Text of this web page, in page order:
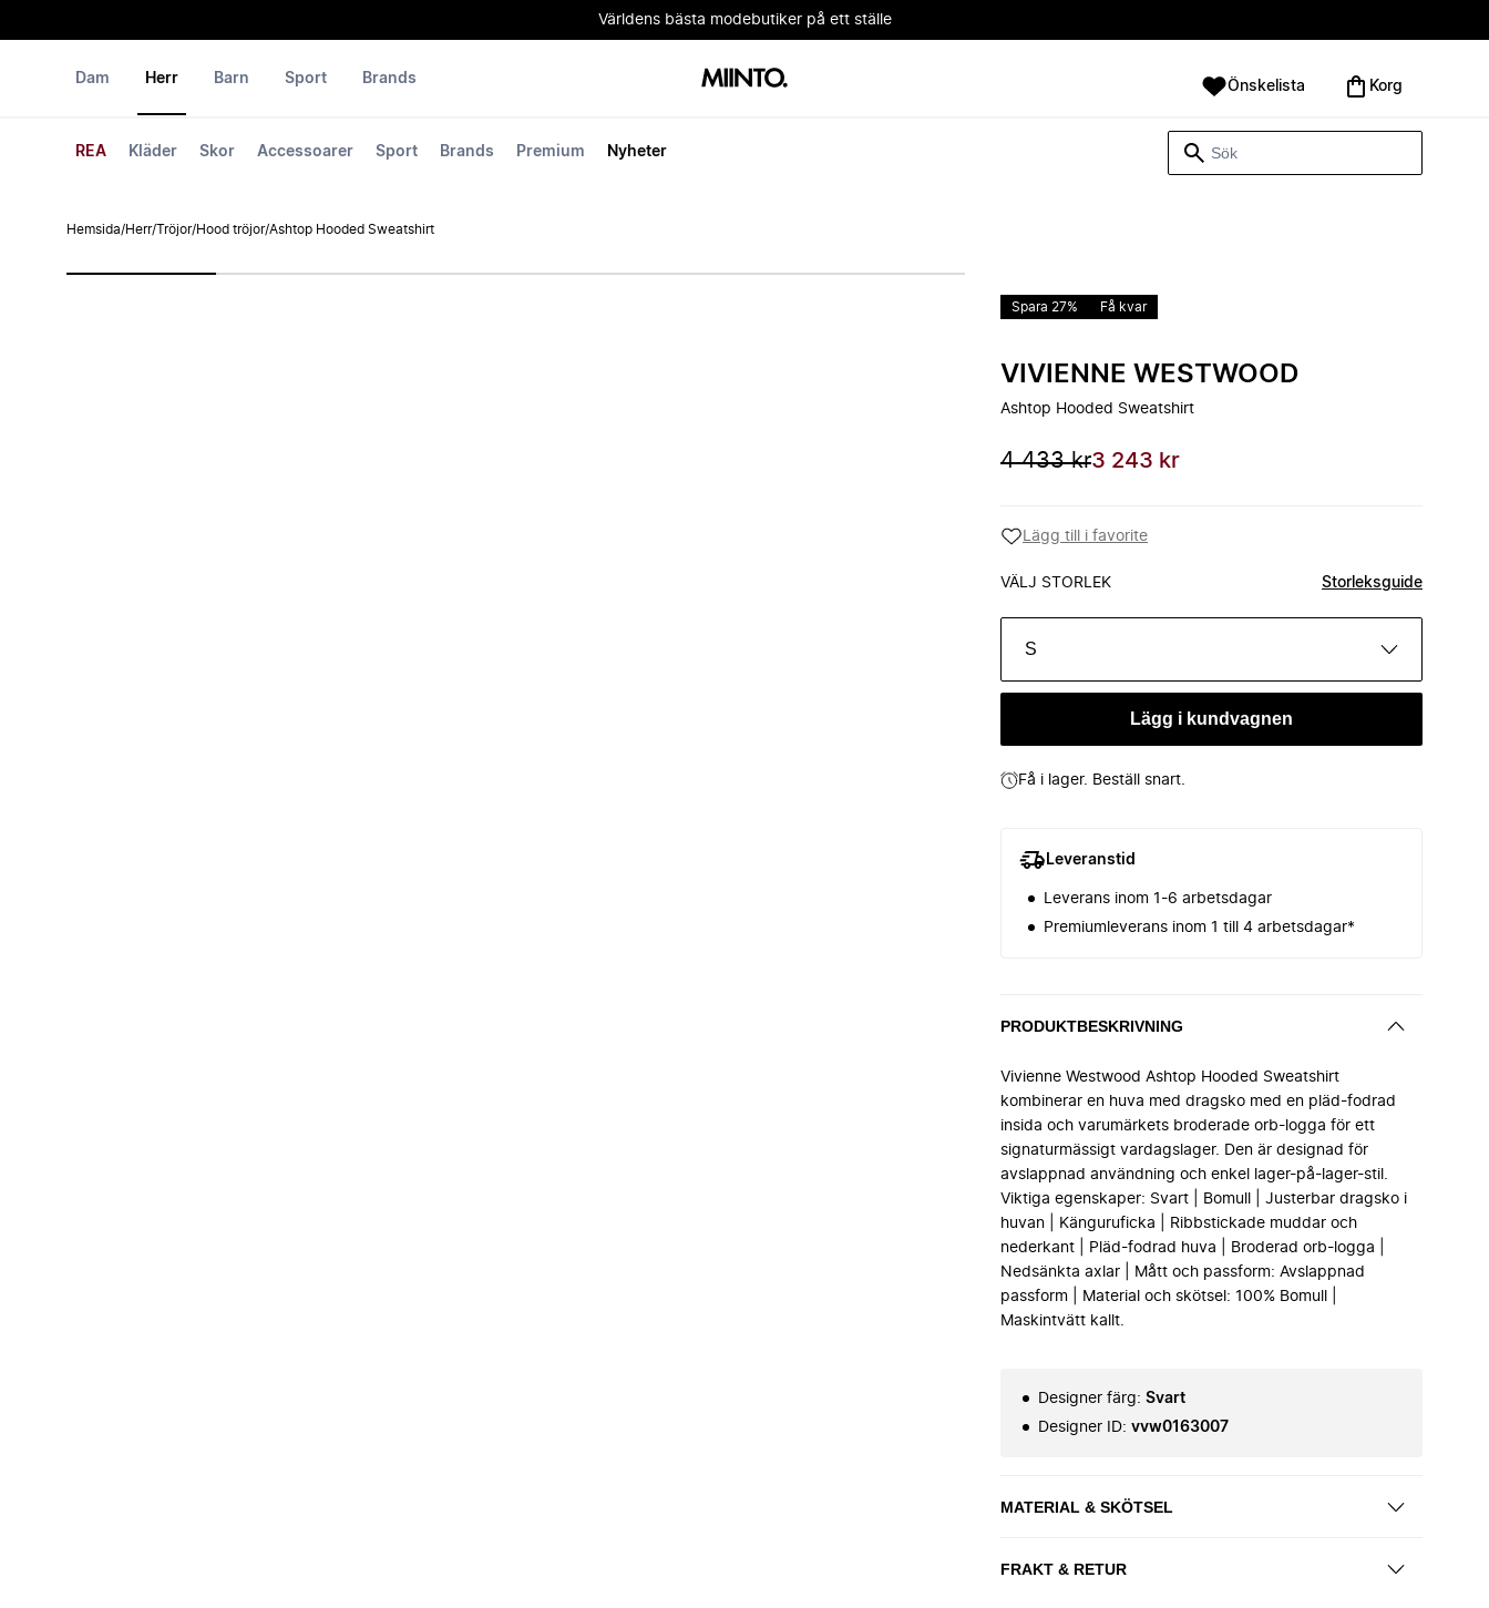
Världens bästa modebutiker på ett ställe
Dam Herr
REA Kläder Skor Accessoarer Sport Brands Premium Nyheter
Barn Sport Brands Önskelista Korg
Hemsida/Herr/Tröjor/Hood tröjor/Ashtop Hooded Sweatshirt
Spara 27% Få kvar
VIVIENNE WESTWOOD
Ashtop Hooded Sweatshirt
4 433 kr3 243 kr
Lägg till i favorite
VÄLJ STORLEK Storleksguide
S
Lägg i kundvagnen
Få i lager. Beställ snart.
Leveranstid
Leverans inom 1-6 arbetsdagar
Premiumleverans inom 1 till 4 arbetsdagar*
PRODUKTBESKRIVNING
Vivienne Westwood Ashtop Hooded Sweatshirt
kombinerar en huva med dragsko med en pläd-fodrad
insida och varumärkets broderade orb-logga för ett
signaturmässigt vardagslager. Den är designad för
avslappnad användning och enkel lager-på-lager-stil.
Viktiga egenskaper: Svart | Bomull | Justerbar dragsko i
huvan | Känguruficka | Ribbstickade muddar och
nederkant | Pläd-fodrad huva | Broderad orb-logga |
Nedsänkta axlar | Mått och passform: Avslappnad
passform | Material och skötsel: 100% Bomull |
Maskintvätt kallt.
Designer färg: Svart
Designer ID: vvw0163007
MATERIAL & SKÖTSEL
FRAKT & RETUR